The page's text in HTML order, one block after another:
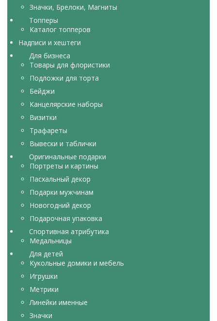
Значки, Брелоки, Магниты
Топперы
Каталог топперов
Надписи и хештеги
Для бизнеса
Товары для флористики
Подложки для торта
Бейджи
Канцелярские наборы
Визитки
Трафареты
Вывески и таблички
Оригинальные подарки
Портреты и картины
Пасхальный декор
Подарки мужчинам
Новогодний декор
Подарочная упаковка
Спортивная атрибутика
Медальницы
Для детей
Кукольные домики и мебель
Игрушки
Метрики
Линейки именные
Значки